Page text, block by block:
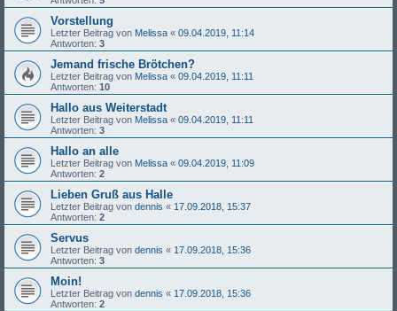
Vorstellung
Letzter Beitrag von Melissa « 09.04.2019, 11:14
Antworten: 3
Jemand frische Brötchen?
Letzter Beitrag von Melissa « 09.04.2019, 11:11
Antworten: 10
Hallo aus Weiterstadt
Letzter Beitrag von Melissa « 09.04.2019, 11:11
Antworten: 3
Hallo an alle
Letzter Beitrag von Melissa « 09.04.2019, 11:09
Antworten: 2
Lieben Gruß aus Halle
Letzter Beitrag von dennis « 17.09.2018, 15:37
Antworten: 2
Servus
Letzter Beitrag von dennis « 17.09.2018, 15:36
Antworten: 3
Moin!
Letzter Beitrag von dennis « 17.09.2018, 15:36
Antworten: 2